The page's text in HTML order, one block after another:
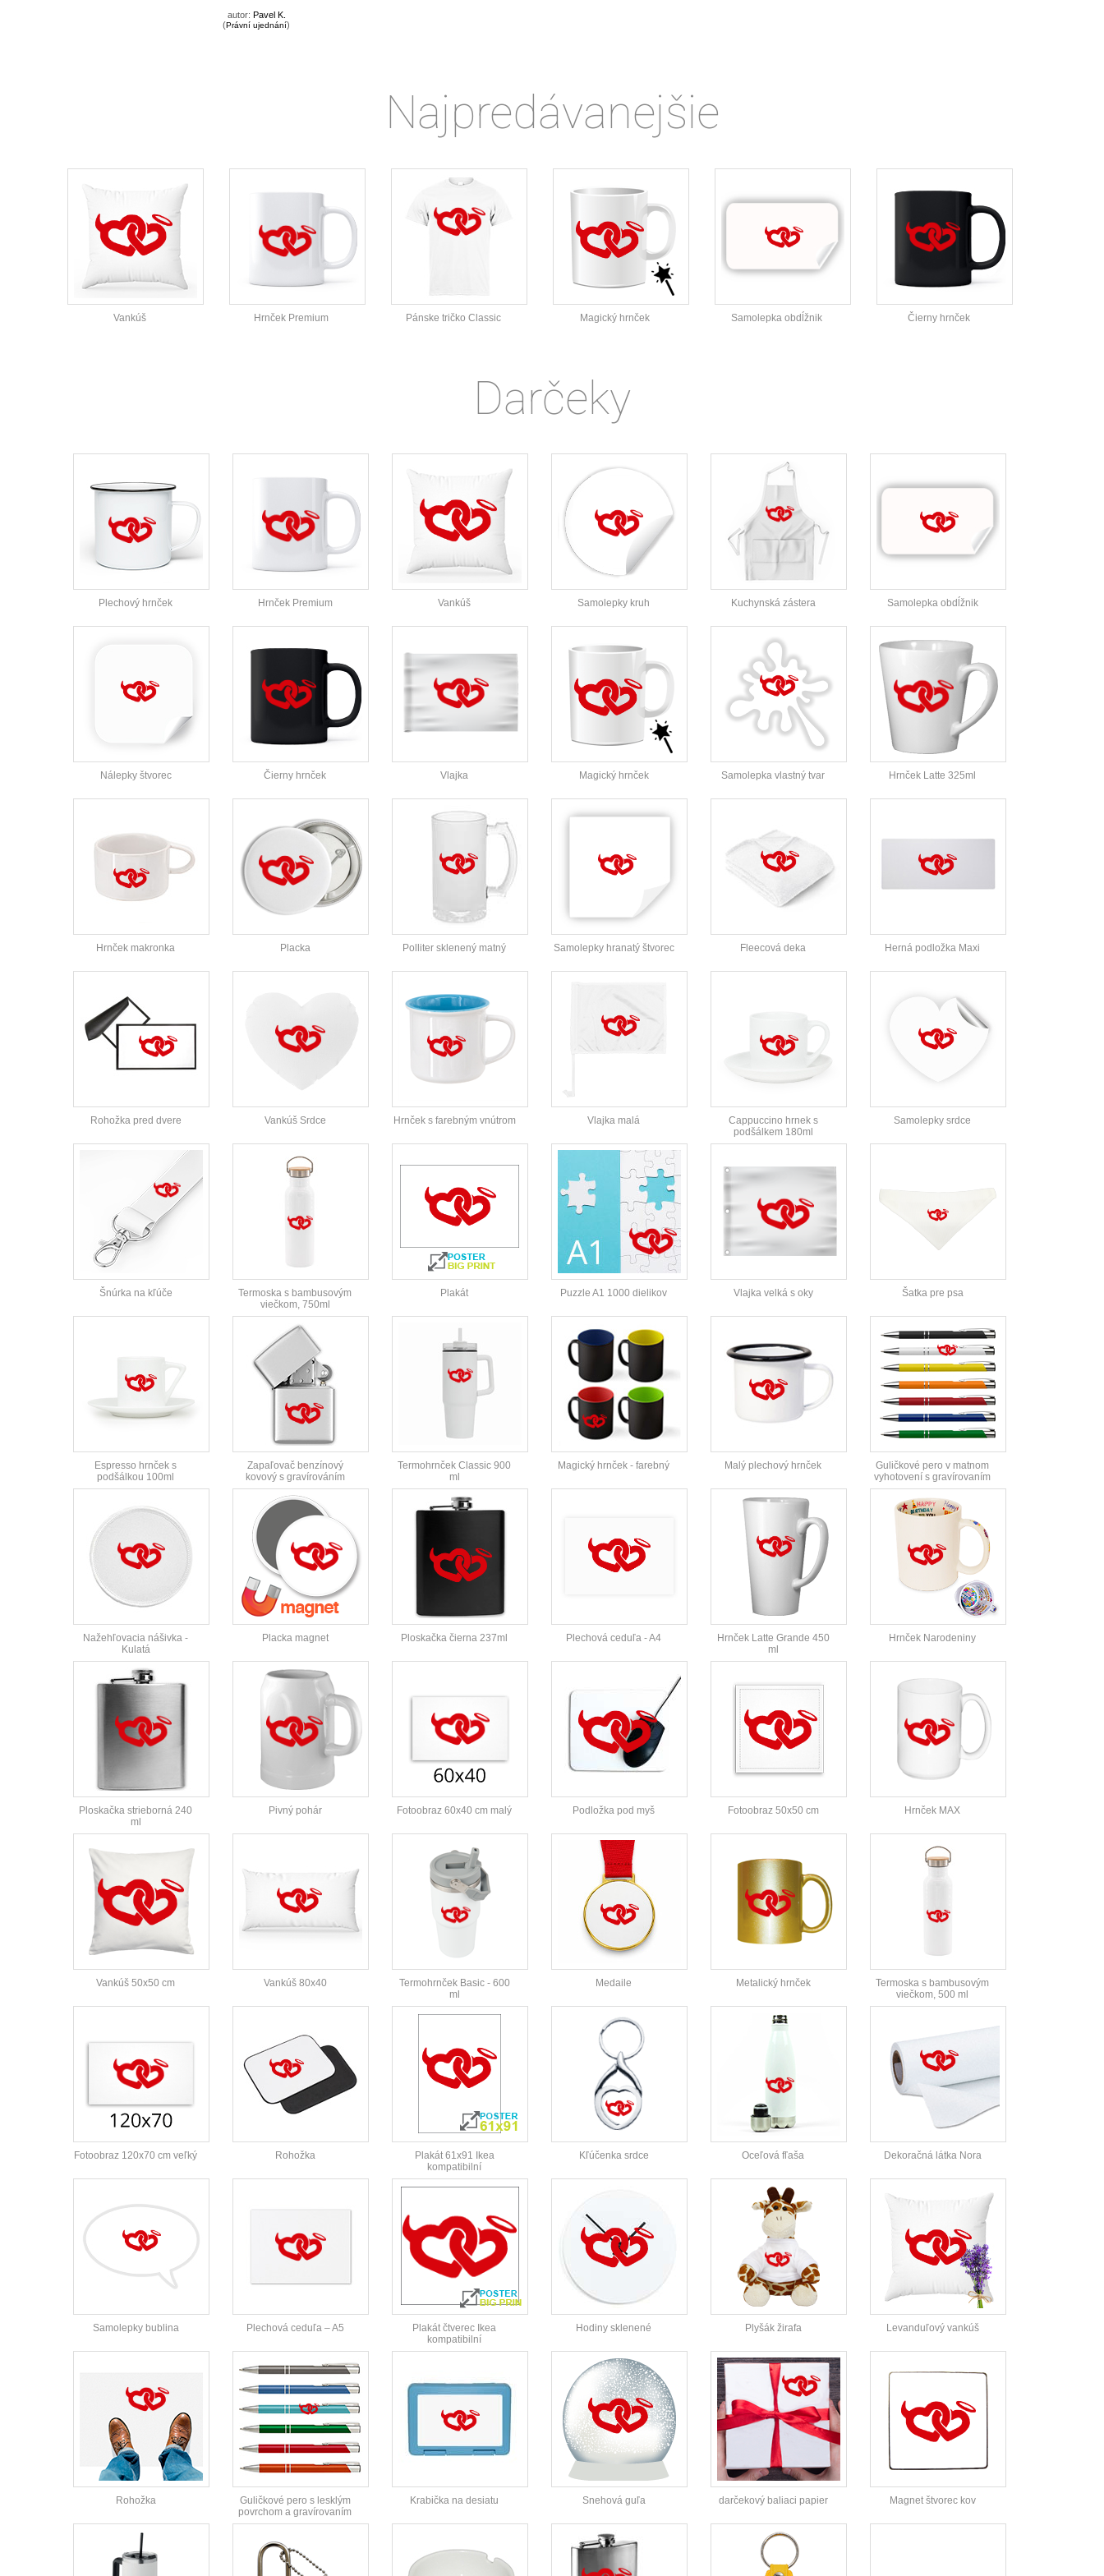
autor: Pavel K.
(Právní ujednání)
Najpredávanejšie
Vankúš Hrnček Premium Pánske tričko Classic Magický hrnček Samolepka obdĺžnik Čierny hrnček
Darčeky
Plechový hrnček Hrnček Premium Vankúš Samolepky kruh Kuchynská zástera Samolepka obdĺžnik
Nálepky štvorec Čierny hrnček Vlajka Magický hrnček Samolepka vlastný tvar Hrnček Latte 325ml
Hrnček makronka Placka Polliter sklenený matný Samolepky hranatý štvorec Fleecová deka Herná podložka Maxi
Rohožka pred dvere Vankúš Srdce Hrnček s farebným vnútrom Vlajka malá
Cappuccino hrnek s
podšálkem 180ml
Samolepky srdce
Šnúrka na kľúče
Termoska s bambusovým
viečkom, 750ml
Plakát Puzzle A1 1000 dielikov Vlajka velká s oky Šatka pre psa
Espresso hrnček s
podšálkou 100ml
Zapaľovač benzínový
kovový s gravírováním
Termohrnček Classic 900
ml
Magický hrnček - farebný Malý plechový hrnček
Guličkové pero v matnom
vyhotovení s gravírovaním
Nažehľovacia nášivka -
Kulatá
Placka magnet Ploskačka čierna 237ml Plechová ceduľa - A4
Hrnček Latte Grande 450
ml
Hrnček Narodeniny
Ploskačka strieborná 240
ml
Pivný pohár Fotoobraz 60x40 cm malý Podložka pod myš Fotoobraz 50x50 cm Hrnček MAX
Vankúš 50x50 cm Vankúš 80x40
Termohrnček Basic - 600
ml
Medaile Metalický hrnček
Termoska s bambusovým
viečkom, 500 ml
Fotoobraz 120x70 cm veľký Rohožka
Plakát 61x91 Ikea
kompatibilní
Kľúčenka srdce Oceľová fľaša Dekoračná látka Nora
Samolepky bublina Plechová ceduľa – A5
Plakát čtverec Ikea
kompatibilní
Hodiny sklenené Plyšák žirafa Levanduľový vankúš
Rohožka
Guličkové pero s lesklým
povrchom a gravírovaním
Krabička na desiatu Snehová guľa darčekový baliaci papier Magnet štvorec kov